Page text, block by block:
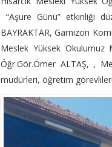
“Aşure Günü” etkinliği
BAYRAKTAR, Garnizon
Meslek Yüksek Okulumuz
Öğr.Gör.Ömer ALTAŞ, ,
müdürleri, öğretim